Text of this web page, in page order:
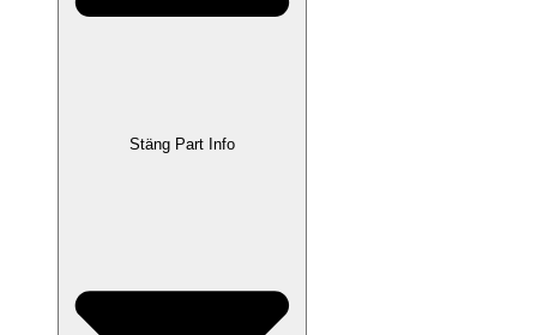
Stäng Part Info